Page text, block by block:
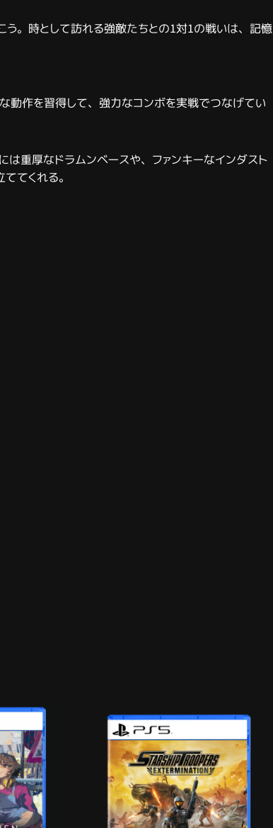
う。時として訪れる強敵たちとの1対1の戦いは、記憶
動作を習得して、強力なコンボを実戦でつなげてい
は重厚なドラムンベースや、ファンキーなインダスト
てくれる。